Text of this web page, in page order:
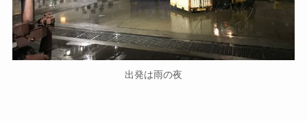
出発は雨の夜